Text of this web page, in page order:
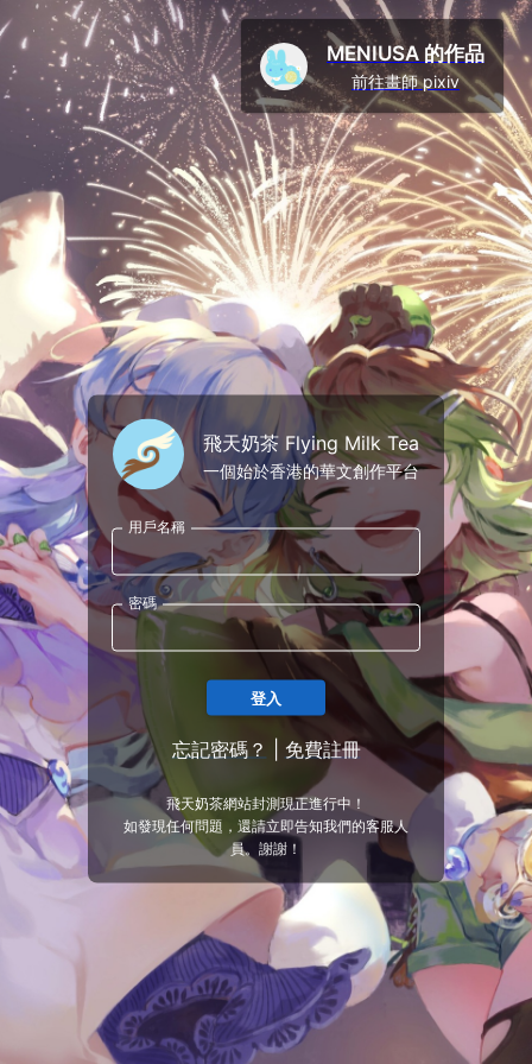
飛天奶茶 Flying Milk Tea
一個始於香港的華文創作平台
用戶名稱
密碼
登入
忘記密碼？ 免費註冊
飛天奶茶網站封測現正進行中！
如發現任何問題，還請立即告知我們的客服人
員。謝謝！
MENIUSA 的作品
前往畫師 pixiv